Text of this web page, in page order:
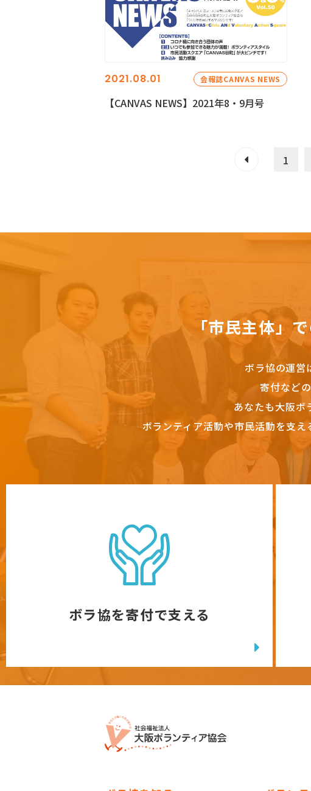
2021.08.01 会報誌CANVAS NEWS
【CANVAS NEWS】2021年8・9月号
1
「市民主体」
ボラ協の運営
寄付など
あなたも大阪ボ
ボランティア活動や市民活動を支
ボラ協を寄付で支える